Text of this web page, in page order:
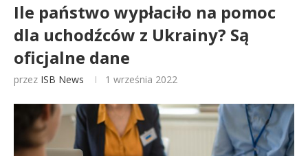
Ile państwo wypłaciło na pomoc
dla uchodźców z Ukrainy? Są
oficjalne dane
przez ISB News 1 września 2022